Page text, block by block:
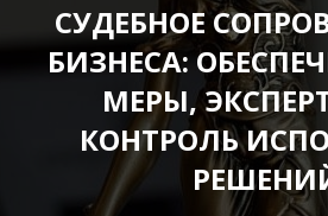
СУДЕБНОЕ
БИЗНЕСА:
МЕРЫ,
КОНТРОЛЬ